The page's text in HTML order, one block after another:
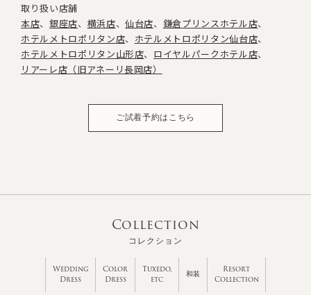
取り扱い店舗
本店
銀座店 横浜店 仙台店
鎌倉プリンスホテル店
ホテルメトロポリタン店
ホテルメトロポリタン仙台店
ホテルメトロポリタン山形店
ロイヤルパークホテル店
リアーレ店（旧アネーリ長岡店）
ご試着予約はこちら
Collection
コレクション
Wedding
Dress
Color
Dress
Tuxedo,
etc
和装
Resort
Collection